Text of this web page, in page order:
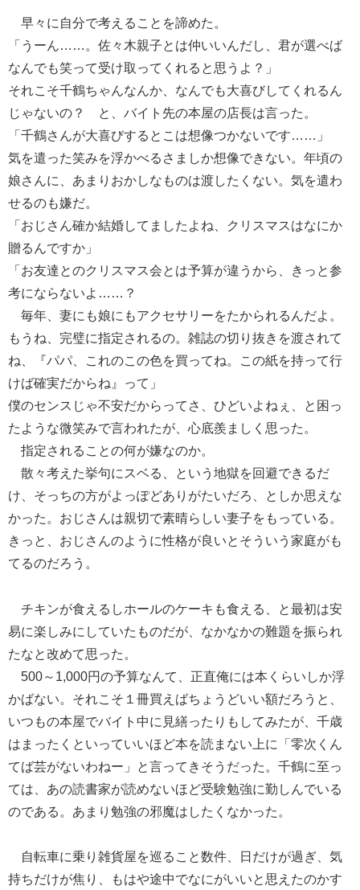
早々に自分で考えることを諦めた。
「うーん……。佐々木親子とは仲いいんだし、君が選べば
なんでも笑って受け取ってくれると思うよ？」
それこそ千鶴ちゃんなんか、なんでも大喜びしてくれるん
じゃないの？ と、バイト先の本屋の店長は言った。
「千鶴さんが大喜びするとこは想像つかないです……」
気を遣った笑みを浮かべるさましか想像できない。年頃の
娘さんに、あまりおかしなものは渡したくない。気を遣わ
せるのも嫌だ。
「おじさん確か結婚してましたよね、クリスマスはなにか
贈るんですか」
「お友達とのクリスマス会とは予算が違うから、きっと参
考にならないよ……？
毎年、妻にも娘にもアクセサリーをたかられるんだよ。
もうね、完璧に指定されるの。雑誌の切り抜きを渡されて
ね、『パパ、これのこの色を買ってね。この紙を持って行
けば確実だからね』って」
僕のセンスじゃ不安だからってさ、ひどいよねぇ、と困っ
たような微笑みで言われたが、心底羨ましく思った。
指定されることの何が嫌なのか。
散々考えた挙句にスベる、という地獄を回避できるだ
け、そっちの方がよっぽどありがたいだろ、としか思えな
かった。おじさんは親切で素晴らしい妻子をもっている。
きっと、おじさんのように性格が良いとそういう家庭がも
てるのだろう。
チキンが食えるしホールのケーキも食える、と最初は安
易に楽しみにしていたものだが、なかなかの難題を振られ
たなと改めて思った。
500～1,000円の予算なんて、正直俺には本くらいしか浮
かばない。それこそ１冊買えばちょうどいい額だろうと、
いつもの本屋でバイト中に見繕ったりもしてみたが、千歳
はまったくといっていいほど本を読まない上に「零次くん
てば芸がないわねー」と言ってきそうだった。千鶴に至っ
ては、あの読書家が読めないほど受験勉強に勤しんでいる
のである。あまり勉強の邪魔はしたくなかった。
自転車に乗り雑貨屋を巡ること数件、日だけが過ぎ、気
持ちだけが焦り、もはや途中でなにがいいと思えたのかす